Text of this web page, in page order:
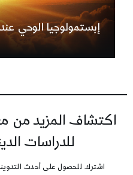
إبستمولوجيا الوحي
اكتشاف المزيد من
للدراسات
اشترك للحصول على أحدث